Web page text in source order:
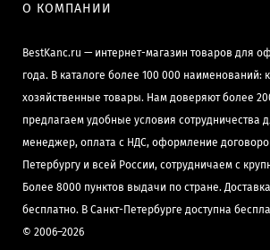
О КОМПАНИИ
BestKanc.ru — интернет-магазин товаров для
года. В каталоге более 100 000 наименований:
хозяйственные товары. Нам доверяют более
предлагаем удобные условия сотрудничества
менеджер, оплата с НДС, оформление
Петербургу и всей России, сотрудничаем с
Более 8000 пунктов выдачи по стране.
бесплатно. В Санкт-Петербурге доступна
© 2006–2026